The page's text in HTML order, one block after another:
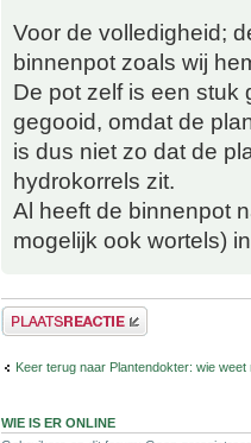
Voor de volledigheid;
binnenpot zoals wij
De pot zelf is een stuk
gegooid, omdat de
is dus niet zo dat de
hydrokorrels zit.
Al heeft de binnenpot
mogelijk ook wortels)
Plaats een reactie
Keer terug naar Plantendokter: wie weet
WIE IS ER ONLINE